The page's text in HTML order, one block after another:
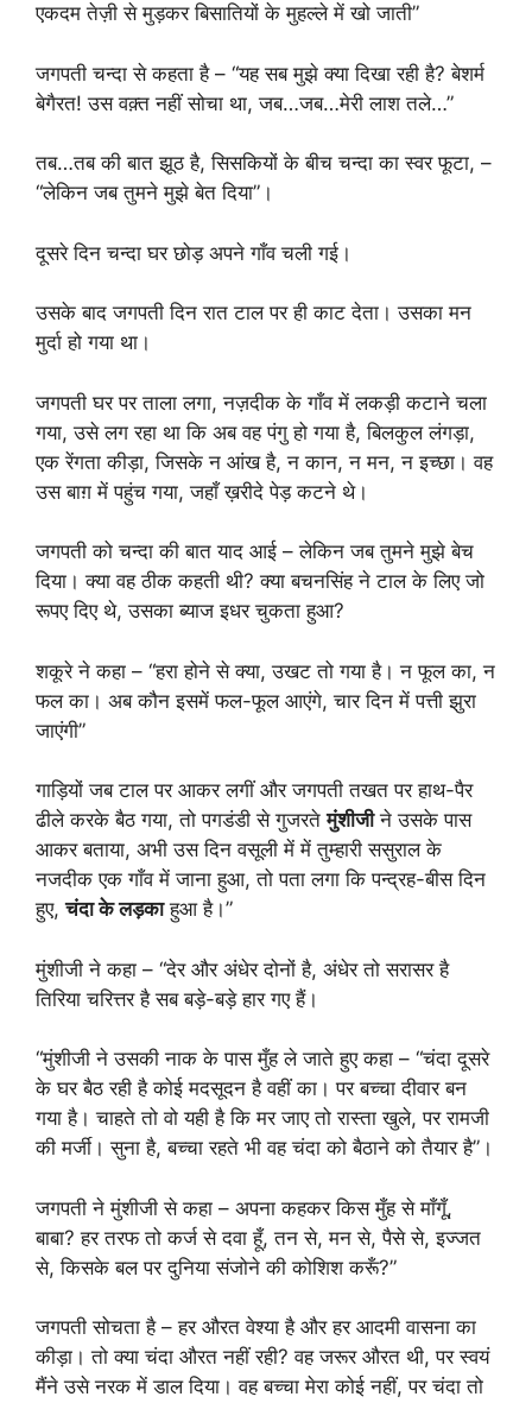
एकदम तेज़ी से मुड़कर बिसातियों के मुहल्ले में खो जाती”
जगपती चन्दा से कहता है – “यह सब मुझे क्या दिखा रही है? बेशर्म
बेगैरत! उस वक़्त नहीं सोचा था, जब…जब…मेरी लाश तले…”
तब…तब की बात झूठ है, सिसकियों के बीच चन्दा का स्वर फूटा, –
“लेकिन जब तुमने मुझे बेत दिया”।
दूसरे दिन चन्दा घर छोड़ अपने गाँव चली गई।
उसके बाद जगपती दिन रात टाल पर ही काट देता। उसका मन
मुर्दा हो गया था।
जगपती घर पर ताला लगा, नज़दीक के गाँव में लकड़ी कटाने चला
गया, उसे लग रहा था कि अब वह पंगु हो गया है, बिलकुल लंगड़ा,
एक रेंगता कीड़ा, जिसके न आंख है, न कान, न मन, न इच्छा। वह
उस बाग़ में पहुंच गया, जहाँ ख़रीदे पेड़ कटने थे।
जगपती को चन्दा की बात याद आई – लेकिन जब तुमने मुझे बेच
दिया। क्या वह ठीक कहती थी? क्या बचनसिंह ने टाल के लिए जो
रूपए दिए थे, उसका ब्याज इधर चुकता हुआ?
शकूरे ने कहा – “हरा होने से क्या, उखट तो गया है। न फूल का, न
फल का। अब कौन इसमें फल-फूल आएंगे, चार दिन में पत्ती झुरा
जाएंगी”
गाड़ियों जब टाल पर आकर लगीं और जगपती तखत पर हाथ-पैर
ढीले करके बैठ गया, तो पगडंडी से गुजरतेमुंशीजीने उसके पास
आकर बताया, अभी उस दिन वसूली में में तुम्हारी ससुराल के
नजदीक एक गाँव में जाना हुआ, तो पता लगा कि पन्द्रह-बीस दिन
हुए,चंदा के लड़काहुआ है।”
मुंशीजी ने कहा – “देर और अंधेर दोनों है, अंधेर तो सरासर है
तिरिया चरित्तर है सब बड़े-बड़े हार गए हैं।
“मुंशीजी ने उसकी नाक के पास मुँह ले जाते हुए कहा – “चंदा दूसरे
के घर बैठ रही है कोई मदसूदन है वहीं का। पर बच्चा दीवार बन
गया है। चाहते तो वो यही है कि मर जाए तो रास्ता खुले, पर रामजी
की मर्जी। सुना है, बच्चा रहते भी वह चंदा को बैठाने को तैयार है”।
जगपती ने मुंशीजी से कहा – अपना कहकर किस मुँह से माँगूँ,
बाबा? हर तरफ तो कर्ज से दवा हूँ, तन से, मन से, पैसे से, इज्जत
से, किसके बल पर दुनिया संजोने की कोशिश करूँ?”
जगपती सोचता है – हर औरत वेश्या है और हर आदमी वासना का
कीड़ा। तो क्या चंदा औरत नहीं रही? वह जरूर औरत थी, पर स्वयं
मैंने उसे नरक में डाल दिया। वह बच्चा मेरा कोई नहीं, पर चंदा तो